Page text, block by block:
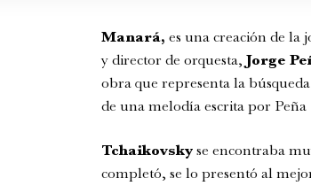
Manará, es una creación de la
y director de orquesta, Jorge
obra que representa la
de una melodía escrita por
Tchaikovsky se encontraba
completó, se lo presentó al